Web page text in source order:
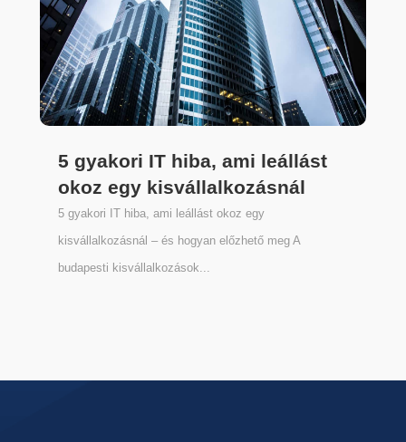
5 gyakori IT hiba, ami leállást
okoz egy kisvállalkozásnál
5 gyakori IT hiba, ami leállást okoz egy
kisvállalkozásnál – és hogyan előzhető meg A
budapesti kisvállalkozások...